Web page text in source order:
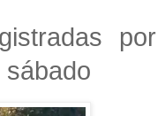
por